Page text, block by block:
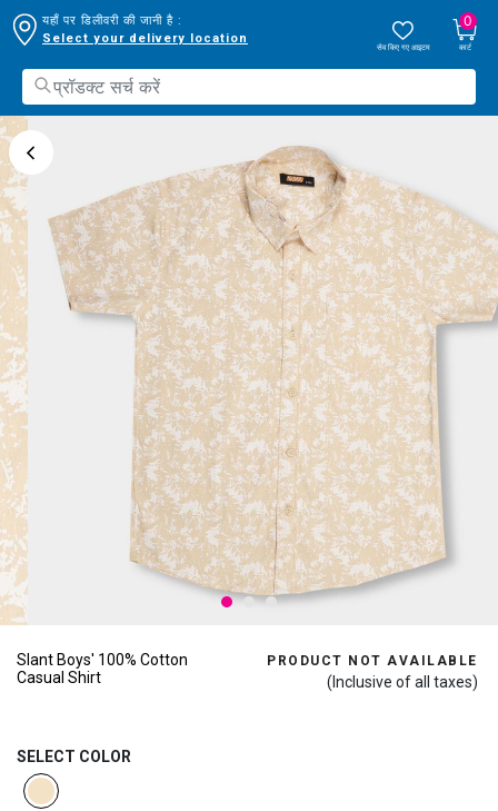
यहाँ पर डिलीवरी की जानी है :
Select your delivery location
सेव किए गए आइटम
0
कार्ट
Slant Boys' 100% Cotton
Casual Shirt
PRODUCT NOT AVAILABLE
(Inclusive of all taxes)
SELECT COLOR
selected